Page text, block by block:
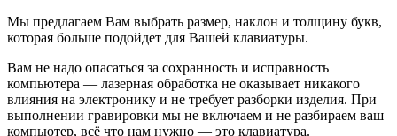
Мы предлагаем Вам выбрать размер, наклон и толщину букв,
которая больше подойдет для Вашей клавиатуры.
Вам не надо опасаться за сохранность и исправность
компьютера — лазерная обработка не оказывает никакого
влияния на электронику и не требует разборки изделия. При
выполнении гравировки мы не включаем и не разбираем ваш
компьютер, всё что нам нужно — это клавиатура.